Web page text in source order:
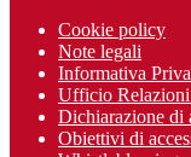
Cookie policy
Note legali
Informativa
Ufficio
Dichiarazione di
Obiettivi di